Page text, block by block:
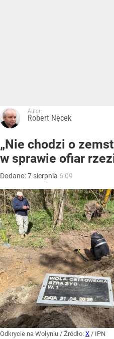
Autor:
Robert Nęcek
„Nie chodzi o
w sprawie ofiar
Dodano:7 sierpnia 6:09
Odkrycie na Wołyniu / Źródło: X / IPN